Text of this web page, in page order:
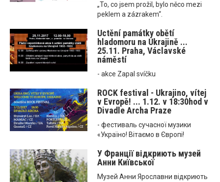
„To, co jsem prožil, bylo něco mezi
peklem a zázrakem“.
Uctění památky obětí
hladomoru na Ukrajině ...
25.11. Praha, Václavské
náměstí
- akce Zapal svíčku
ROCK festival - Ukrajino, vítej
v Evropě! ... 1.12. v 18:30hod v
Divadle Archa Praze
- фестиваль сучасної музики
«Україно! Вітаємо в Європі!
У Франції відкриють музей
Анни Київської
Музей Анни Ярославни відкриють